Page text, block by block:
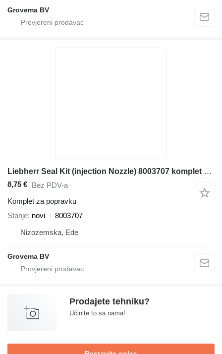
Grovema BV
Liebherr Seal Kit (injection Nozzle) 8003707 komplet za popravku za građevinske mašine
8,75 € Bez PDV-a
Komplet za popravku
Stanje novi
8003707
Nizozemska, Ede
Grovema BV
Prodajete tehniku?
Učinite to sa nama!